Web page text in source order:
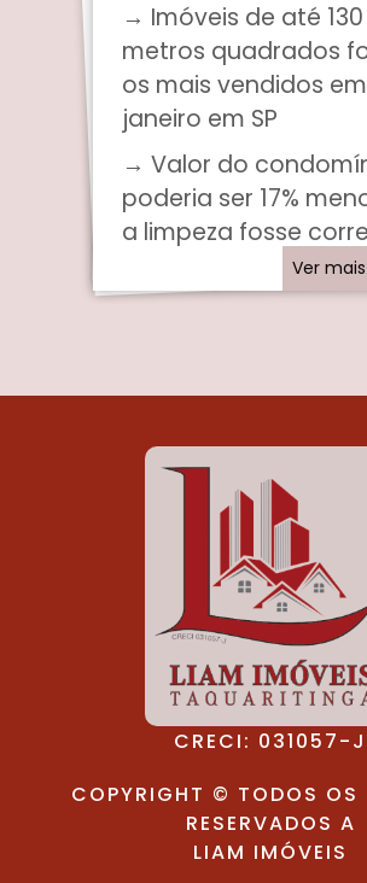
→ Imóveis de até 130
metros quadrados
os mais vendidos em
janeiro em SP
→ Valor do
poderia ser 17%
a limpeza fosse
Ver
CRECI: 031057-J
COPYRIGHT © TODOS OS
RESERVADOS A
LIAM IMÓVEIS